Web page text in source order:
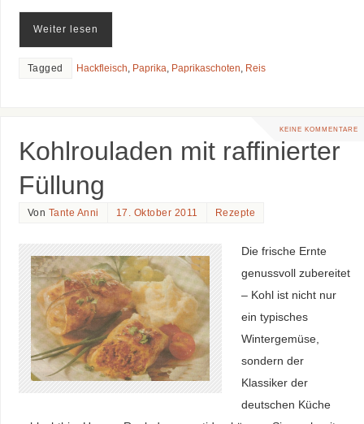
Weiter lesen
Tagged Hackfleisch, Paprika, Paprikaschoten, Reis
KEINE KOMMENTARE
Kohlrouladen mit raffinierter
Füllung
Von Tante Anni 17. Oktober 2011 Rezepte
Die frische Ernte
genussvoll zubereitet
– Kohl ist nicht nur
ein typisches
Wintergemüse,
sondern der
Klassiker der
deutschen Küche